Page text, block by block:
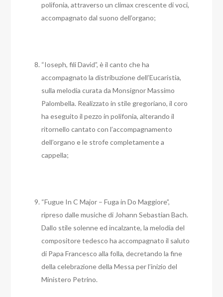
polifonia, attraverso un climax crescente di voci,
accompagnato dal suono dell’organo;
“Ioseph, fili David”, è il canto che ha
accompagnato la distribuzione dell’Eucaristia,
sulla melodia curata da Monsignor Massimo
Palombella. Realizzato in stile gregoriano, il coro
ha eseguito il pezzo in polifonia, alterando il
ritornello cantato con l’accompagnamento
dell’organo e le strofe completamente a
cappella;
“Fugue In C Major – Fuga in Do Maggiore”,
ripreso dalle musiche di Johann Sebastian Bach.
Dallo stile solenne ed incalzante, la melodia del
compositore tedesco ha accompagnato il saluto
di Papa Francesco alla folla, decretando la fine
della celebrazione della Messa per l’inizio del
Ministero Petrino.